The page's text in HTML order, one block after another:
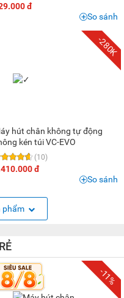
đ
So sánh
-280K
hút chân không tự động
kén túi VC-EVO
(10)
đ
So sánh
phẩm
-11%